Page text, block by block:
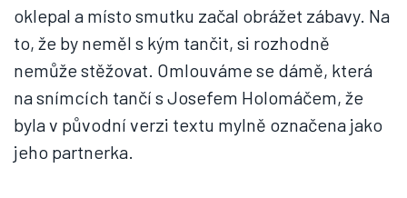
oklepal a místo smutku začal obrážet zábavy. Na
to, že by neměl s kým tančit, si rozhodně
nemůže stěžovat. Omlouváme se dámě, která
na snímcích tančí s Josefem Holomáčem, že
byla v původní verzi textu mylně označena jako
jeho partnerka.